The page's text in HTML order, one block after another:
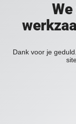
Dank voor je